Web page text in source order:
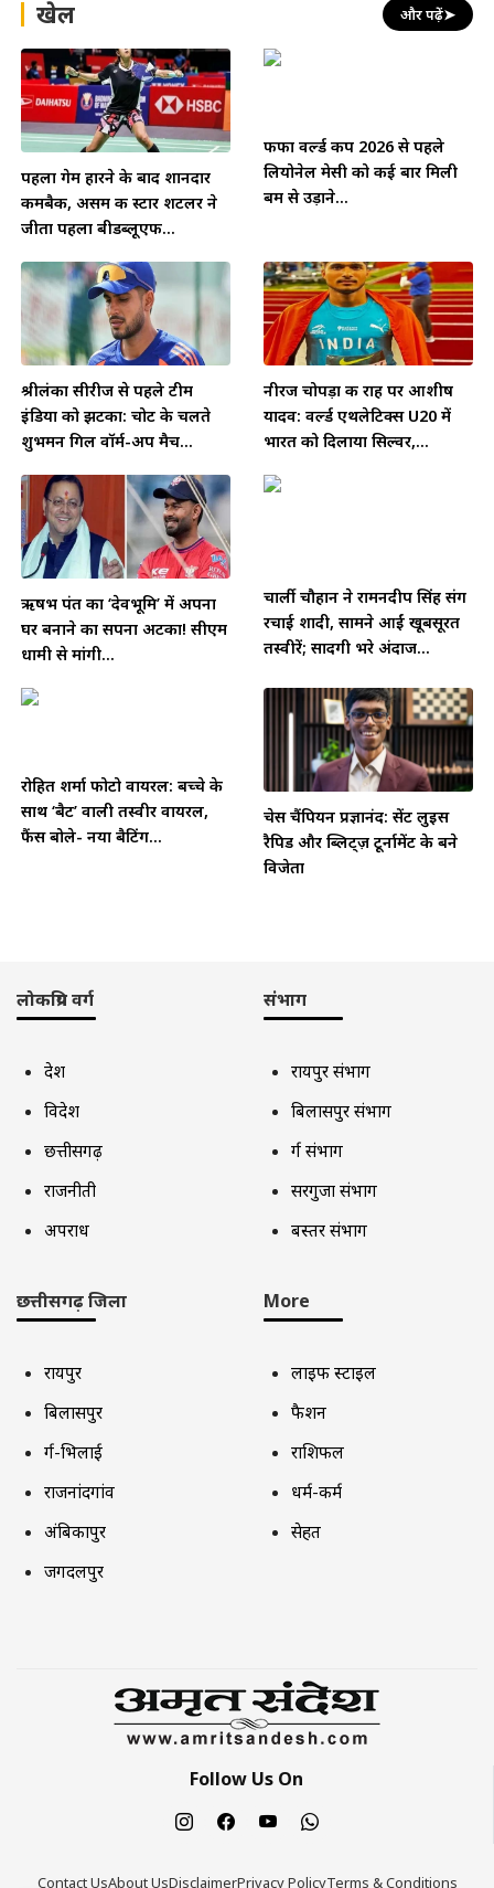
खेल और पढ़ें➤
पहला गेम हारने के बाद शानदार
कमबैक, असम की स्टार शटलर ने
जीता पहला बीडब्लूएफ...
फीफा वर्ल्ड कप 2026 से पहले
लियोनेल मेसी को कई बार मिली
बम से उड़ाने...
श्रीलंका सीरीज से पहले टीम
इंडिया को झटका: चोट के चलते
शुभमन गिल वॉर्म-अप मैच...
नीरज चोपड़ा की राह पर आशीष
यादव: वर्ल्ड एथलेटिक्स U20 में
भारत को दिलाया सिल्वर,...
ऋषभ पंत का ‘देवभूमि’ में अपना
घर बनाने का सपना अटका! सीएम
धामी से मांगी...
चार्ली चौहान ने रामनदीप सिंह संग
रचाई शादी, सामने आईं खूबसूरत
तस्वीरें; सादगी भरे अंदाज...
रोहित शर्मा फोटो वायरल: बच्चे के
साथ ‘बैट’ वाली तस्वीर वायरल,
फैंस बोले- नया बैटिंग...
चेस चैंपियन प्रज्ञानंद: सेंट लुइस
रैपिड और ब्लिट्ज़ टूर्नामेंट के बने
विजेता
लोकप्रिय वर्ग
देश
विदेश
छत्तीसगढ़
राजनीती
अपराध
संभाग
रायपुर संभाग
बिलासपुर संभाग
दुर्ग संभाग
सरगुजा संभाग
बस्तर संभाग
छत्तीसगढ़ जिला
रायपुर
बिलासपुर
दुर्ग-भिलाई
राजनांदगांव
अंबिकापुर
जगदलपुर
More
लाइफ स्टाइल
फैशन
राशिफल
धर्म-कर्म
सेहत
Follow Us On
Contact UsAbout UsDisclaimerPrivacy PolicyTerms & Conditions